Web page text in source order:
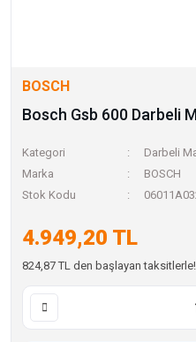
BOSCH
Bosch Gsb 600 Darbeli
Kategori Darbeli
Marka
BOSCH
Stok Kodu
4.949,20 TL
824,87 TL den başlayan